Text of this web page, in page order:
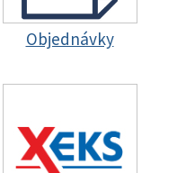
Objednávky